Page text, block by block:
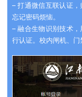
– 打通微信互联认证
忘记密码烦恼。
– 融合生物识别技术
行认证。校内闸机、门